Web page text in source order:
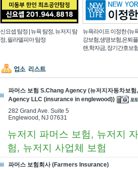
신요셉 탐정 | 뉴욕 탐정, 뉴저지 탐
정, 필라델피아 탐정
뉴욕라이프 이정한 (뉴
강보험,생명보험,은퇴
랜,학자금, 장기간호보
파머스 보험 S.Chang Agency (뉴저지자동차보
Agency LLC (insurance in englewood))
282 Grand Ave. Suite 5
Englewood, NJ 07631
뉴저지 파머스 보험, 뉴저지
험, 뉴저지 사업체 보험
파머스 보험회사 (Farmers Insurance)